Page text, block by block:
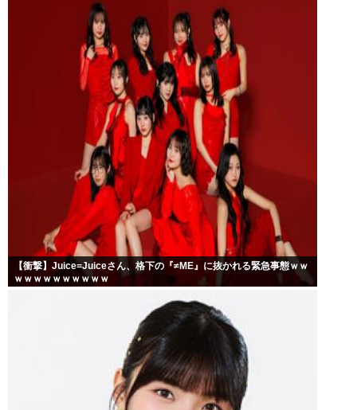
【衝撃】Juice=Juiceさん、格下の『≠ME』に抜かれる緊急事態ｗｗ
ｗｗｗｗｗｗｗｗｗｗ